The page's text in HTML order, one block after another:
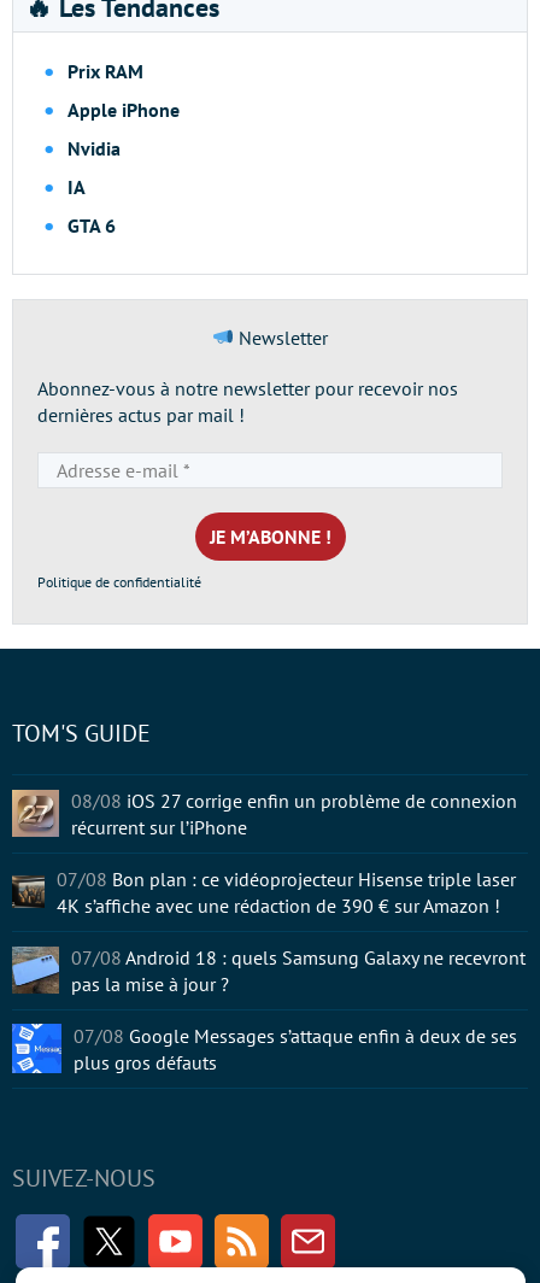
Prix RAM
Apple iPhone
Nvidia
IA
GTA 6
Newsletter
Abonnez-vous à notre newsletter pour recevoir nos
dernières actus par mail !
e-
mail
*
Politique de confidentialité
SUIVEZ-NOUS
FacebookTwitter Youtube RSS Newsletter
TOM'S GUIDE
08/08 iOS 27 corrige enfin un problème de connexion
récurrent sur l’iPhone
07/08 Bon plan : ce vidéoprojecteur Hisense triple laser
4K s’affiche avec une rédaction de 390 € sur Amazon !
07/08 Android 18 : quels Samsung Galaxy ne recevront
pas la mise à jour ?
07/08 Google Messages s’attaque enfin à deux de ses
plus gros défauts